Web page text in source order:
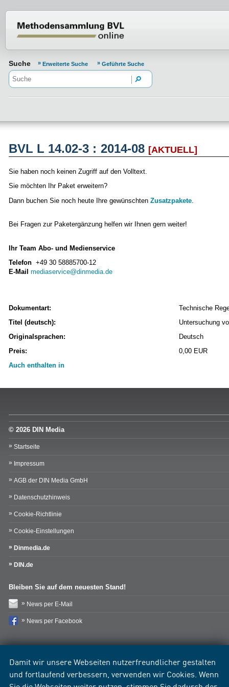
Damit wir unsere Webseiten nutzerfreundlicher gestalten
und fortlaufend verbessern, verwenden wir Cookies. Wenn
Suche Erweiterte Suche Geführte Suche
BVL L 14.02-3 : 2014-08 [AKTUELL]
Sie haben noch keinen Zugriff auf den Volltext.
Sie möchten Ihr Paket erweitern?
Dann buchen Sie noch heute Ihre gewünschten Zusatzpakete
Bei Fragen zur Paketergänzung helfen wir Ihnen gern weiter!
Ihr Team Abo- und Medienservice
Telefon +49 30 58885700-12
E-Mail mediaservice@dinmedia.de
Dokumentart:
Technische
Titel (deutsch):
Untersuchung
Originalsprachen:
Deutsch
Preis:
0,00 EUR
Auch enthalten in
© 2026 DIN Media
Startseite
Impressum
AGB der DIN Media GmbH
Datenschutzhinweis
Cookie-Richtlinie
Cookie-Einstellungen
Dinmedia.de
DIN.de
Bleiben Sie auf dem neuesten Stand!
News per E-Mail
News per Facebook